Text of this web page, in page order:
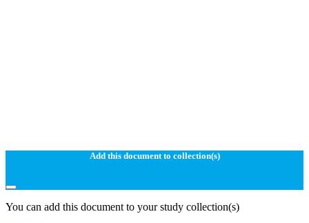
Add this document to collection(s)
You can add this document to your study collection(s)